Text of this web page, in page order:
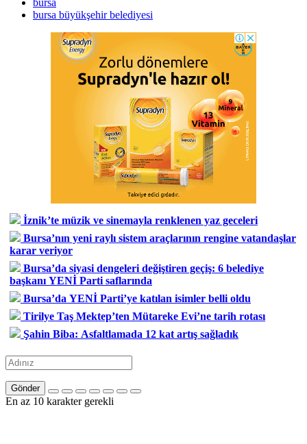
bursa büyükşehir belediyesi
İznik’te müzik ve sinemayla renklenen yaz geceleri
Bursa’nın yeni raylı sistem araçlarının rengine vatandaşlar
karar veriyor
Bursa’da siyasi dengeleri değiştiren geçiş: 6 belediye
başkanı YENİ Parti saflarında
Bursa’da YENİ Parti’ye katılan isimler belli oldu
Tirilye Taş Mektep’ten Mütareke Evi’ne tarih rotası
Şahin Biba: Asfaltlamada 12 kat artış sağladık
Gönder
En az 10 karakter gerekli